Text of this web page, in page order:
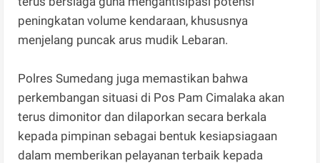
peningkatan volume kendaraan, khususnya
menjelang puncak arus mudik Lebaran.
Polres Sumedang juga memastikan bahwa
perkembangan situasi di Pos Pam Cimalaka akan
terus dimonitor dan dilaporkan secara berkala
kepada pimpinan sebagai bentuk kesiapsiagaan
dalam memberikan pelayanan terbaik kepada